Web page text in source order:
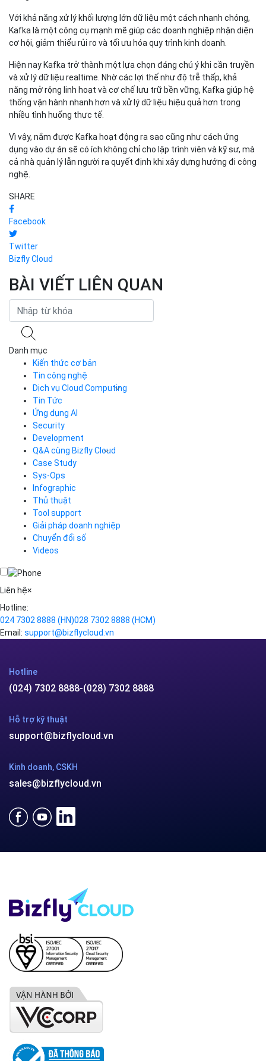
Với khả năng xử lý khối lượng lớn dữ liệu một cách nhanh chóng,
Kafka là một công cụ mạnh mẽ giúp các doanh nghiệp nhận diện
cơ hội, giảm thiểu rủi ro và tối ưu hóa quy trình kinh doanh.
Hiện nay Kafka trở thành một lựa chọn đáng chú ý khi cần truyền
và xử lý dữ liệu realtime. Nhờ các lợi thế như độ trễ thấp, khả
năng mở rộng linh hoạt và cơ chế lưu trữ bền vững, Kafka giúp hệ
thống vận hành nhanh hơn và xử lý dữ liệu hiệu quả hơn trong
nhiều tình huống thực tế.
Vì vậy, nắm được Kafka hoạt động ra sao cũng như cách ứng
dụng vào dự án sẽ có ích không chỉ cho lập trình viên và kỹ sư, mà
cả nhà quản lý lẫn người ra quyết định khi xây dựng hướng đi công
nghệ.
SHARE
Facebook
Twitter
Bizfly Cloud
BÀI VIẾT LIÊN QUAN
Danh mục
Kiến thức cơ bản
Tin công nghệ
Dịch vụ Cloud Computing
Cloud Server
CDN
Load Balancer
Auto Scaling
Container Registry
Kubernetes
Cloud Database
Call Center
Business Email
Simple Storage
VOD
VPN
Traffic Manager
Cloud VPS
Videos
Tin Tức
Ứng dụng AI
Security
Development
Q&A cùng Bizfly Cloud
Q&A về Bizfly Cloud Server
Thao tác kết nối tới server
Videos
Q&A về Bizfly Business Email
Videos
Case Study
Sys-Ops
Infographic
Thủ thuật
Tool support
Giải pháp doanh nghiệp
Chuyển đổi số
Videos
Liên hệ×
Hotline:
024 7302 8888 (HN)028 7302 8888 (HCM)
Email: support@bizflycloud.vn
Hotline
(024) 7302 8888-(028) 7302 8888
Hỗ trợ kỹ thuật
support@bizflycloud.vn
Kinh doanh, CSKH
sales@bizflycloud.vn